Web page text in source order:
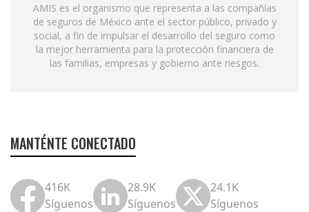
AMIS es el organismo que representa a las compañías
de seguros de México ante el sector público, privado y
social, a fin de impulsar el desarrollo del seguro como
la mejor herramienta para la protección financiera de
las familias, empresas y gobierno ante riesgos.
MANTÉNTE CONECTADO
416K
Síguenos
28.9K
Síguenos
24.1K
Síguenos